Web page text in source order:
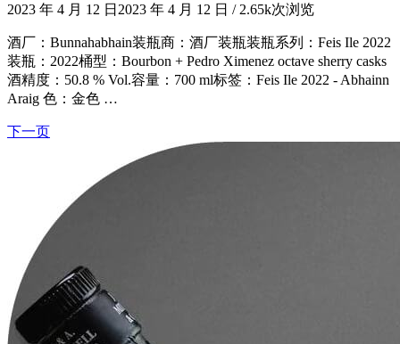
2023 年 4 月 12 日 2023 年 4 月 12 日 /2.65k次浏览
酒厂：Bunnahabhain装瓶商：酒厂装瓶装瓶系列：Feis Ile 2022
装瓶：2022桶型：Bourbon + Pedro Ximenez octave sherry casks
酒精度：50.8 % Vol.容量：700 ml标签：Feis Ile 2022 - Abhainn
Araig 色：金色 …
文
下一页